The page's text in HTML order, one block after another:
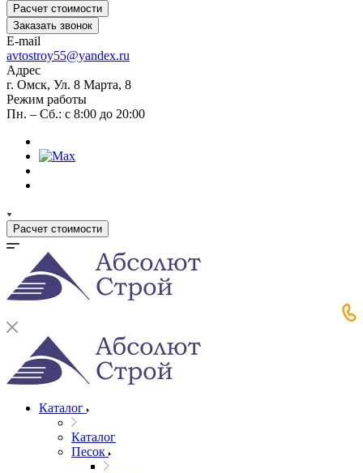
Расчет стоимости
Заказать звонок
E-mail
avtostroy55@yandex.ru
Адрес
г. Омск, Ул. 8 Марта, 8
Режим работы
Пн. – Сб.: с 8:00 до 20:00
Расчет стоимости
Каталог
Каталог
Песок